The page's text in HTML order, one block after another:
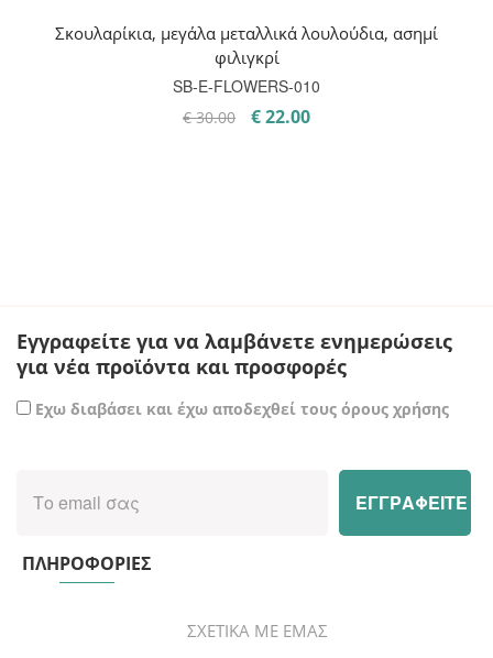
Σκουλαρίκια, μεγάλα μεταλλικά λουλούδια, ασημί
φιλιγκρί
SB-E-FLOWERS-010
€30.00
Original
€22.00Η
Εγγραφείτε για να λαμβάνετε ενημερώσεις
για νέα προϊόντα και προσφορές
Εχω διαβάσει και έχω αποδεχθεί τους όρους χρήσης
ΠΛΗΡΟΦΟΡΙΕΣ
ΣΧΕΤΙΚΑ ΜΕ ΕΜΑΣ